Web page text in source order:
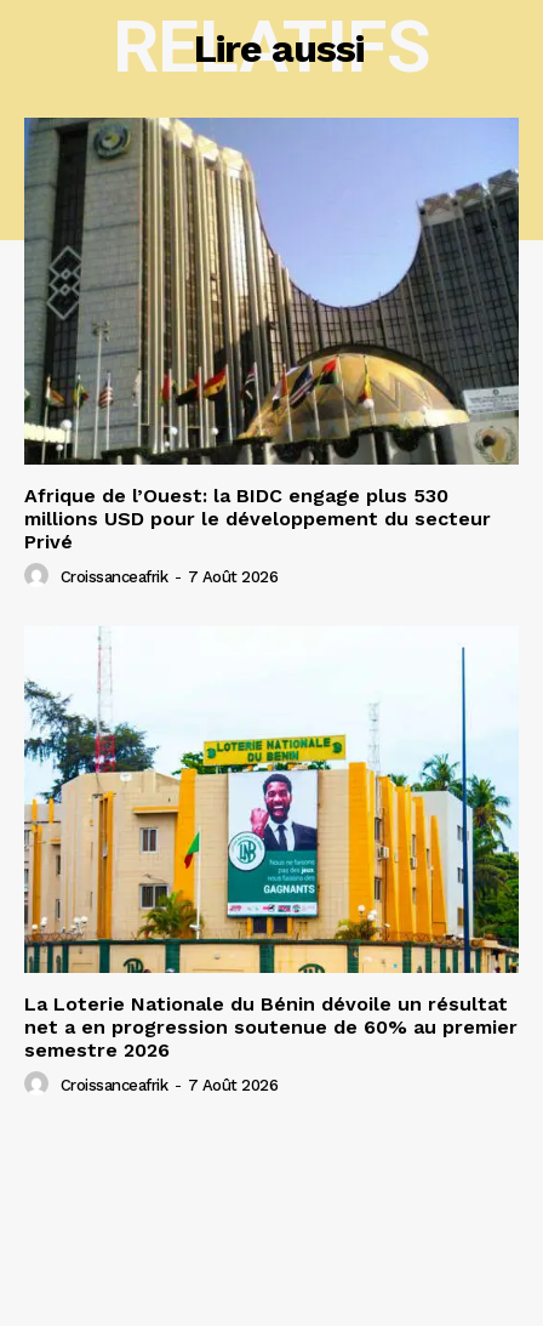
Lire aussi
RELATIFS
Afrique de l’Ouest: la BIDC engage plus 530
millions USD pour le développement du secteur
Privé
Croissanceafrik - 7 Août 2026
La Loterie Nationale du Bénin dévoile un résultat
net a en progression soutenue de 60% au premier
semestre 2026
Croissanceafrik - 7 Août 2026